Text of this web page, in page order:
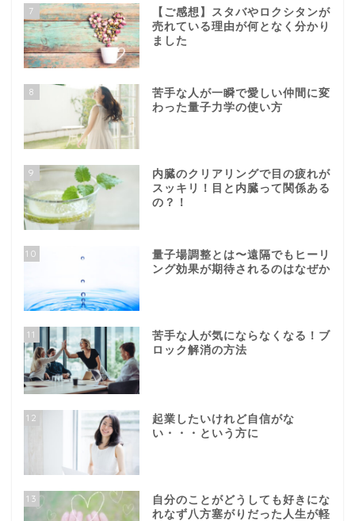
7
【ご感想】スタバやロクシタンが
売れている理由が何となく分かり
ました
8
苦手な人が一瞬で愛しい仲間に変
わった量子力学の使い方
9
内臓のクリアリングで目の疲れが
スッキリ！目と内臓って関係ある
の？！
10
量子場調整とは〜遠隔でもヒーリ
ング効果が期待されるのはなぜか
11
苦手な人が気にならなくなる！ブ
ロック解消の方法
12
起業したいけれど自信がな
い・・・という方に
13
自分のことがどうしても好きにな
れなず八方塞がりだった人生が軽